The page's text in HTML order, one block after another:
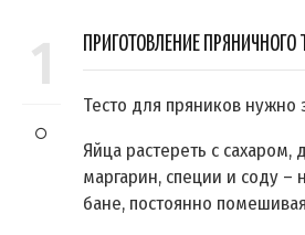
1 ПРИГОТОВЛЕНИЕ ПРЯНИЧНОГО
Тесто для пряников нужно
Яйца растереть с сахаром,
маргарин, специи и соду –
бане, постоянно